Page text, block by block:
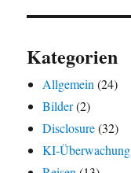
Kategorien
Allgemein (24)
Bilder(2)
Disclosure(32)
KI-Überwachung